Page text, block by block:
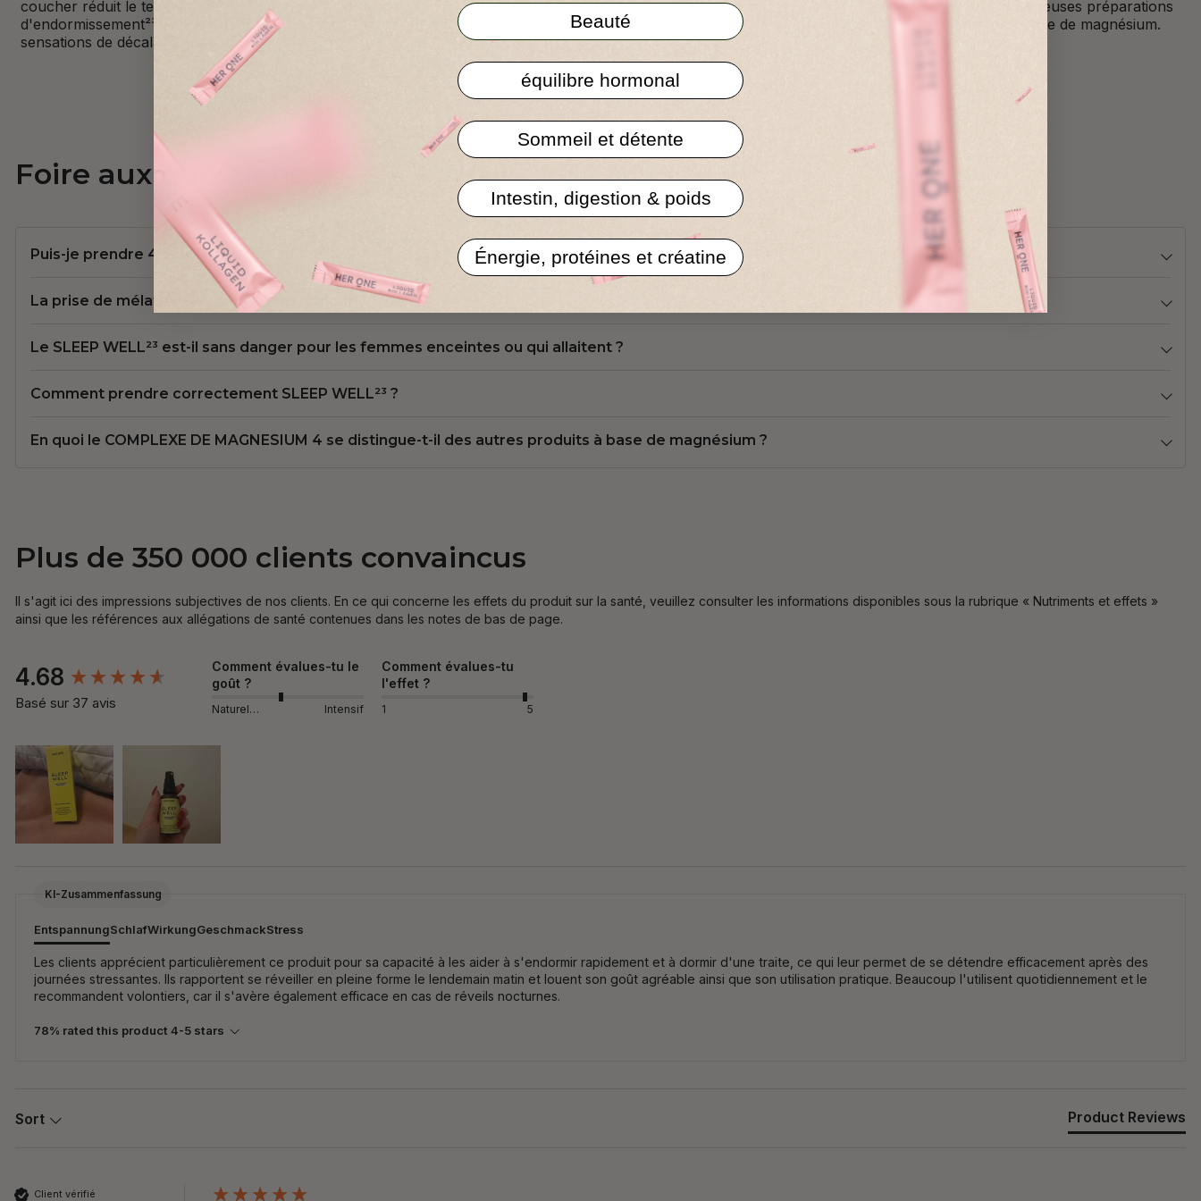
coucher réduit le temps
d'endormissement²³ et atténue les
sensations de décalage horaire²³.
contribue au maintien de la peau et des
psychique¹⁸.
propre à de nombreuses préparations
traditionnelles à base de magnésium.
Foire aux questions
Puis-je prendre 4 MAGNESIUM COMPLEXE en même temps que SLEEP WELL ?
La prise de mélatonine est-elle sans danger ?
Le SLEEP WELL²³ est-il sans danger pour les femmes enceintes ou qui allaitent ?
Comment prendre correctement SLEEP WELL²³ ?
En quoi le COMPLEXE DE MAGNESIUM 4 se distingue-t-il des autres produits à base de magnésium ?
Plus de 350 000 clients convaincus
Il s'agit ici des impressions subjectives de nos clients. En ce qui concerne les effets du produit sur la santé, veuillez consulter les informations disponibles sous la rubrique « Nutriments et effets »
ainsi que les références aux allégations de santé contenues dans les notes de bas de page.
4.68
Basé sur 37 avis
Comment évalues-tu le
goût ?
Naturellement Intensif
Comment évalues-tu
l'effet ?
1 5
KI-Zusammenfassung
EntspannungSchlafWirkungGeschmackStress
Les clients apprécient particulièrement ce produit pour sa capacité à les aider à s'endormir rapidement et à dormir d'une traite, ce qui leur permet de se détendre efficacement après des
journées stressantes. Ils rapportent se réveiller en pleine forme le lendemain matin et louent son goût agréable ainsi que son utilisation pratique. Beaucoup l'utilisent quotidiennement et le
recommandent volontiers, car il s'avère également efficace en cas de réveils nocturnes.
78% rated this product 4-5 stars
Sort Product Reviews
Client vérifié
Beauté
équilibre hormonal
Sommeil et détente
Intestin, digestion & poids
Énergie, protéines et créatine